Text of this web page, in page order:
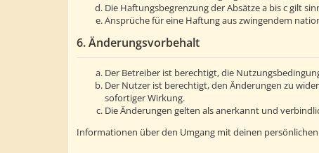
Die Haftungsbegrenzung der Absätze a bis c gilt
Ansprüche für eine Haftung aus zwingendem
6. Änderungsvorbehalt
Der Betreiber ist berechtigt, die
Der Nutzer ist berechtigt, den Änderungen zu
sofortiger Wirkung.
Die Änderungen gelten als anerkannt und
Informationen über den Umgang mit deinen